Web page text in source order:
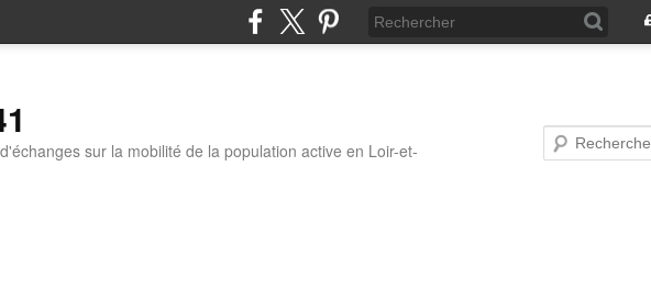
sur la mobilité de la population active en Loir-et-